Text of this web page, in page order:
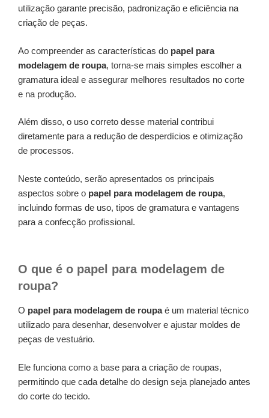
utilização garante precisão, padronização e eficiência na
criação de peças.
Ao compreender as características do papel para
modelagem de roupa, torna-se mais simples escolher a
gramatura ideal e assegurar melhores resultados no corte
e na produção.
Além disso, o uso correto desse material contribui
diretamente para a redução de desperdícios e otimização
de processos.
Neste conteúdo, serão apresentados os principais
aspectos sobre o papel para modelagem de roupa,
incluindo formas de uso, tipos de gramatura e vantagens
para a confecção profissional.
O que é o papel para modelagem de
roupa?
O papel para modelagem de roupaé um material técnico
utilizado para desenhar, desenvolver e ajustar moldes de
peças de vestuário.
Ele funciona como a base para a criação de roupas,
permitindo que cada detalhe do design seja planejado antes
do corte do tecido.